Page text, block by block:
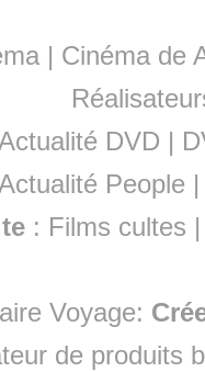
| Cinéma de
DVD |
People
: Films cultes
Voyage:
de produits